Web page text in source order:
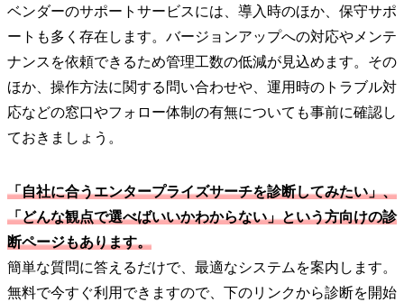
ベンダーのサポートサービスには、導入時のほか、保守サポ
ートも多く存在します。バージョンアップへの対応やメンテ
ナンスを依頼できるため管理工数の低減が見込めます。その
ほか、操作方法に関する問い合わせや、運用時のトラブル対
応などの窓口やフォロー体制の有無についても事前に確認し
ておきましょう。
「自社に合うエンタープライズサーチを診断してみたい」、
「どんな観点で選べばいいかわからない」という方向けの診
断ページもあります。
簡単な質問に答えるだけで、最適なシステムを案内します。
無料で今すぐ利用できますので、下のリンクから診断を開始